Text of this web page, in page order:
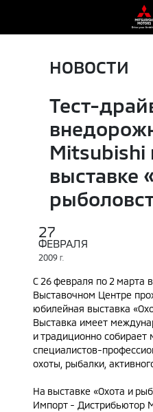
НОВОСТИ
Тест-
Mitsubishi
выставке
27
ФЕВРАЛЯ
2009 Г.
С 26 февраля по 2 марта
Выставочном Центре
юбилейная выставка
Выставка имеет
и традиционно собирает
специалистов-
охоты, рыбалки,
На выставке «Охота и
Импорт - Дистрибьютор